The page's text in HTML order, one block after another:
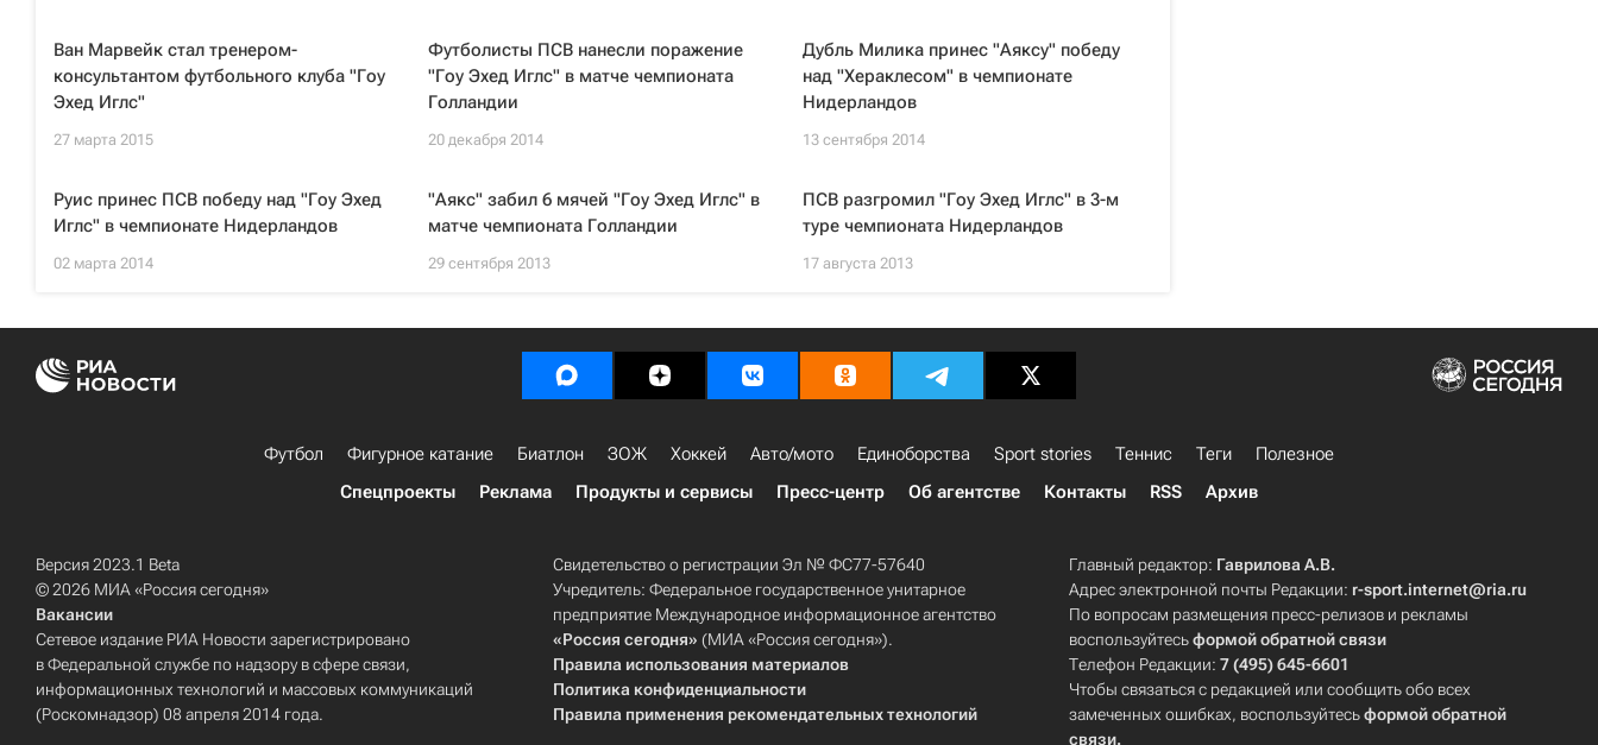
Ван Марвейк стал тренером-
консультантом футбольного клуба "Гоу
Эхед Иглс"
27 марта 2015
Футболисты ПСВ нанесли поражение
"Гоу Эхед Иглс" в матче чемпионата
Голландии
20 декабря 2014
Дубль Милика принес "Аяксу" победу
над "Хераклесом" в чемпионате
Нидерландов
13 сентября 2014
Руис принес ПСВ победу над "Гоу Эхед
Иглс" в чемпионате Нидерландов
02 марта 2014
"Аякс" забил 6 мячей "Гоу Эхед Иглс" в
матче чемпионата Голландии
29 сентября 2013
ПСВ разгромил "Гоу Эхед Иглс" в 3-м
туре чемпионата Нидерландов
17 августа 2013
Футбол Фигурное катание Биатлон ЗОЖ Хоккей Авто/мото Единоборства Sport stories Теннис Теги
Полезное
Спецпроекты
Реклама Продукты и сервисы Пресс-центр Об агентстве Контакты RSS Архив
Версия 2023.1 Beta
© 2026 МИА «Россия сегодня»
Вакансии
Сетевое издание РИА Новости зарегистрировано
в Федеральной службе по надзору в сфере связи,
информационных технологий и массовых коммуникаций
(Роскомнадзор) 08 апреля 2014 года.
Свидетельство о регистрации Эл № ФС77-57640
Учредитель: Федеральное государственное унитарное
предприятие Международное информационное агентство
«Россия сегодня» (МИА «Россия сегодня»).
Правила использования материалов
Политика конфиденциальности
Правила применения рекомендательных технологий
Главный редактор: Гаврилова А.В.
Адрес электронной почты Редакции: r-sport.internet@ria.ru
По вопросам размещения пресс-релизов и рекламы
воспользуйтесьформой обратной связи
Телефон Редакции:7 (495) 645-6601
Чтобы связаться с редакцией или сообщить обо всех
замеченных ошибках, воспользуйтесьформой обратной
связи.